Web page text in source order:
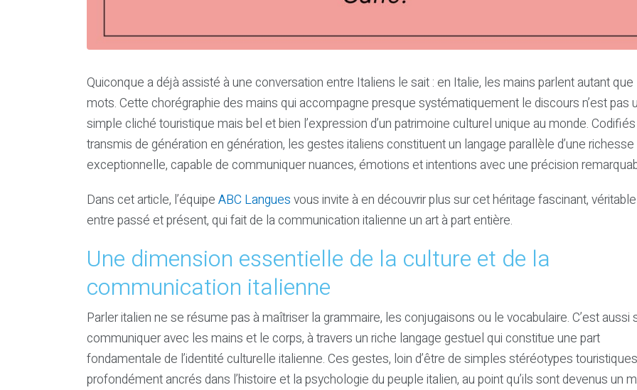
Quiconque a déjà assisté à une conversation entre Italiens le sait : en Italie, les mains parlent autant que
mots. Cette chorégraphie des mains qui accompagne presque systématiquement le discours n’est pas
simple cliché touristique mais bel et bien l’expression d’un patrimoine culturel unique au monde.
transmis de génération en génération, les gestes italiens constituent un langage parallèle d’une richesse
exceptionnelle, capable de communiquer nuances, émotions et intentions avec une précision
Dans cet article, l’équipe ABC Langues vous invite à en découvrir plus sur cet héritage fascinant,
entre passé et présent, qui fait de la communication italienne un art à part entière.
Une dimension essentielle de la culture et de la
communication italienne
Parler italien ne se résume pas à maîtriser la grammaire, les conjugaisons ou le vocabulaire. C’est aussi
communiquer avec les mains et le corps, à travers un riche langage gestuel qui constitue une part
fondamentale de l’identité culturelle italienne. Ces gestes, loin d’être de simples stéréotypes
profondément ancrés dans l’histoire et la psychologie du peuple italien, au point qu’ils sont devenus un